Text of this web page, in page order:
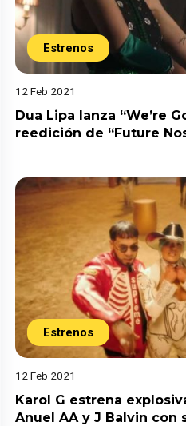
Estrenos
12 Feb 2021
Dua Lipa lanza “We’re
reedición de “Future
Estrenos
12 Feb 2021
Karol G estrena
Anuel AA y J Balvin con